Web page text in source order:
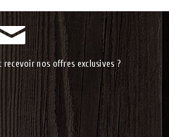
nos offres exclusives ?